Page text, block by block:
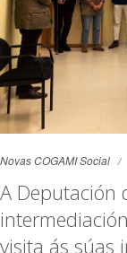
Novas COGAMI Social
A Deputación
visita ás súas